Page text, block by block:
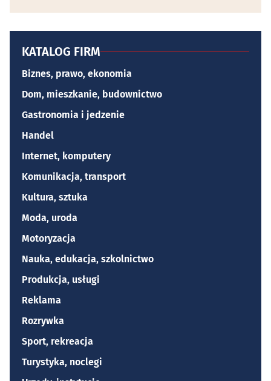
KATALOG FIRM
Biznes, prawo, ekonomia
Dom, mieszkanie, budownictwo
Gastronomia i jedzenie
Handel
Internet, komputery
Komunikacja, transport
Kultura, sztuka
Moda, uroda
Motoryzacja
Nauka, edukacja, szkolnictwo
Produkcja, usługi
Reklama
Rozrywka
Sport, rekreacja
Turystyka, noclegi